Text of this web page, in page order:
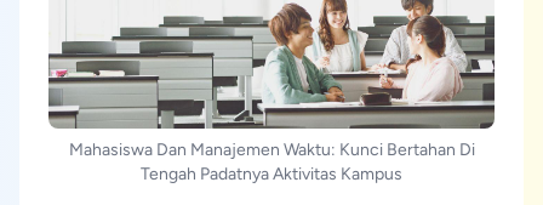
Mahasiswa Dan Manajemen Waktu: Kunci Bertahan Di
Tengah Padatnya Aktivitas Kampus